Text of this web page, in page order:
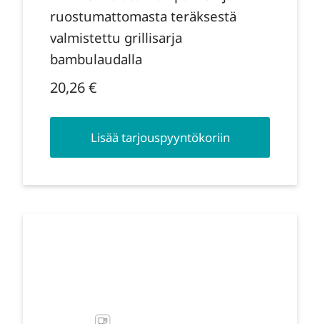
ruostumattomasta teräksestä
valmistettu grillisarja
bambulaudalla
20,26€
Lisää tarjouspyyntökoriin